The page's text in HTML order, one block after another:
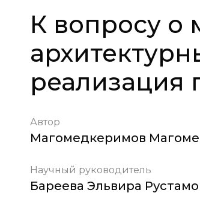
К вопросу о
реализация
Автор
Магомедкеримов
Научный руководитель
Бареева Эльвира